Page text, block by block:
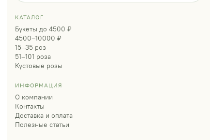
КАТАЛОГ
Букеты до 4500 ₽
4500–10000 ₽
15–35 роз
51–101 роза
Кустовые розы
ИНФОРМАЦИЯ
О компании
Контакты
Доставка и оплата
Полезные статьи